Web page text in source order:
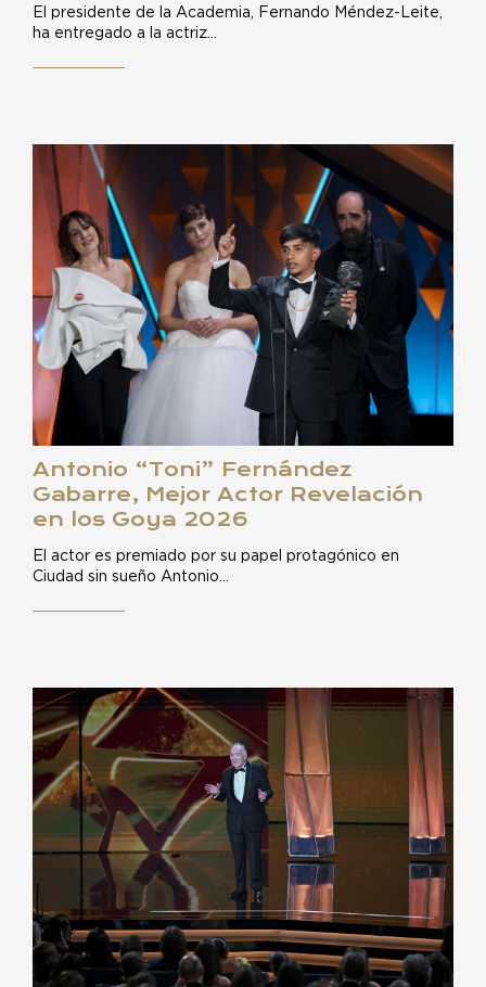
El presidente de la Academia, Fernando Méndez-Leite,
ha entregado a la actriz…
Antonio “Toni” Fernández
Gabarre, Mejor Actor Revelación
en los Goya 2026
El actor es premiado por su papel protagónico en
Ciudad sin sueño Antonio…